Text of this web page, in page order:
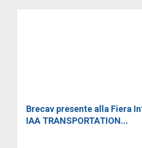
Brecav presente alla Fiera
IAA TRANSPORTATION...